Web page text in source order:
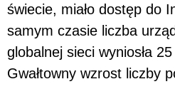
świecie, miało dostęp do
samym czasie liczba
globalnej sieci wyniosła
Gwałtowny wzrost liczby